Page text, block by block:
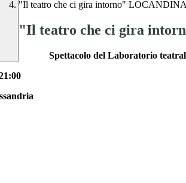
"Il teatro che ci gira intorno" LOCANDINA
"Il teatro che ci gira
Spettacolo del Laboratorio